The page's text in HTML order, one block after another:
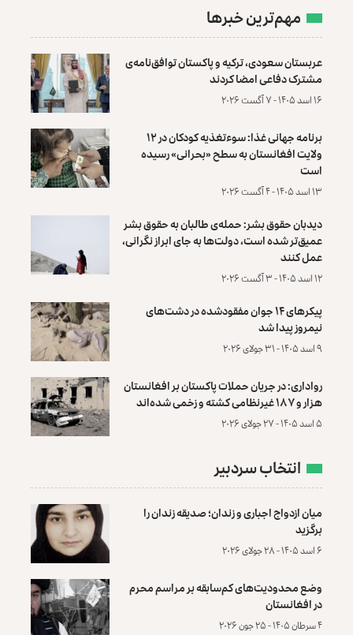
مهم‌ترین خبرها
عربستان سعودی، ترکیه و پاکستان توافق‌نامه‌ی
مشترک دفاعی امضا کردند
۱۶ اسد ۱۴۰۵ - ۷ آگست ۲۰۲۶
برنامه جهانی غذا: سوءتغذیه کودکان در ۱۲
ولایت افغانستان به سطح «بحرانی» رسیده
است
۱۳ اسد ۱۴۰۵ - ۴ آگست ۲۰۲۶
دیدبان حقوق بشر: حمله‌ی طالبان به حقوق بشر
عمیق‌تر شده است، دولت‌ها به جای ابراز نگرانی،
عمل کنند
۱۲ اسد ۱۴۰۵ - ۳ آگست ۲۰۲۶
پیکرهای ۱۴ جوان مفقودشده در دشت‌های
نیمروز پیدا شد
۹ اسد ۱۴۰۵ - ۳۱ جولای ۲۰۲۶
رواداری: در جریان حملات پاکستان بر افغانستان
هزار و ۱۸۷ غیرنظامی کشته و زخمی شده‌اند
۵ اسد ۱۴۰۵ - ۲۷ جولای ۲۰۲۶
انتخاب سردبیر
میان ازدواج اجباری و زندان؛ صدیقه زندان را
برگزید
۶ اسد ۱۴۰۵ - ۲۸ جولای ۲۰۲۶
وضع محدودیت‌های کم‌سابقه بر مراسم محرم
در افغانستان
۴ سرطان ۱۴۰۵ - ۲۵ جون ۲۰۲۶